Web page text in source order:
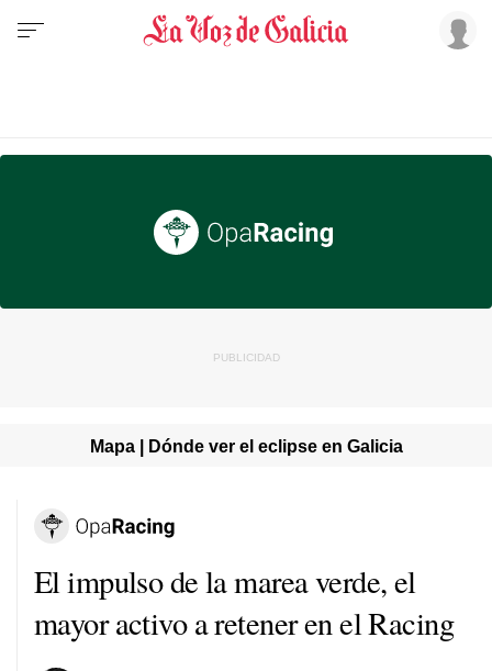
Mapa | Dónde ver el eclipse en Galicia
El impulso de la marea verde, el
mayor activo a retener en el Racing